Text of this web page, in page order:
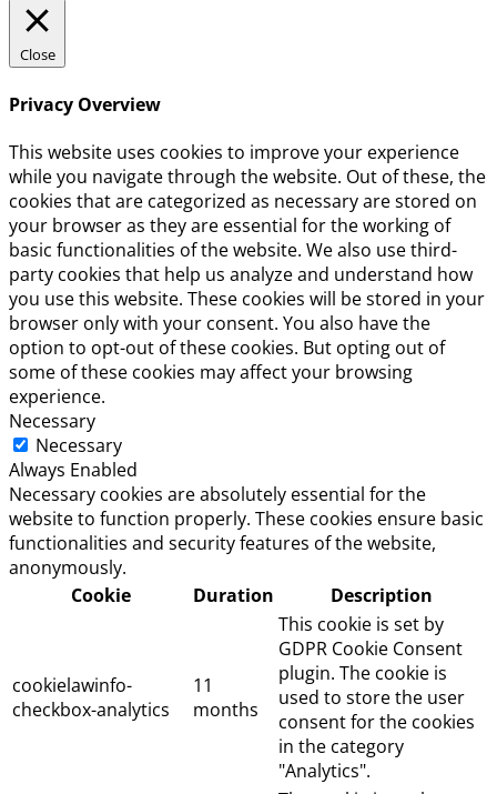
Close
Privacy Overview
This website uses cookies to improve your experience
while you navigate through the website. Out of these, the
cookies that are categorized as necessary are stored on
your browser as they are essential for the working of
basic functionalities of the website. We also use third-
party cookies that help us analyze and understand how
you use this website. These cookies will be stored in your
browser only with your consent. You also have the
option to opt-out of these cookies. But opting out of
some of these cookies may affect your browsing
experience.
Necessary
Necessary
Always Enabled
Necessary cookies are absolutely essential for the
website to function properly. These cookies ensure basic
functionalities and security features of the website,
anonymously.
Cookie
Duration Description
cookielawinfo-
checkbox-analytics
11
months
This cookie is set by
GDPR Cookie Consent
plugin. The cookie is
used to store the user
consent for the cookies
in the category
"Analytics".